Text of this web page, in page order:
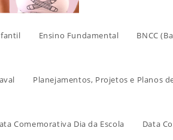
Ensino Fundamental BNCC
Planejamentos, Projetos e Planos
Comemorativa Dia da Escola Data